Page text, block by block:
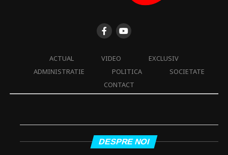
ACTUAL VIDEO
EXCLUSIV
ADMINISTRATIE
POLITICA
SOCIETATE
CONTACT
DESPRE NOI